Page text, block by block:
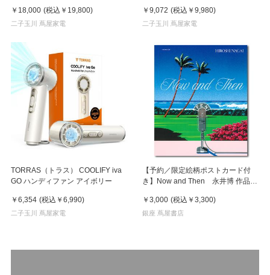
￥18,000 (税込 ￥19,800)
二子玉川 蔦屋家電
￥9,072 (税込 ￥9,980)
二子玉川 蔦屋家電
TORRAS（トラス） COOLIFY iva
GO ハンディファン アイボリー
￥6,354 (税込 ￥6,990)
二子玉川 蔦屋家電
【予約／限定絵柄ポストカード付
き】Now and Then 永井博 作品
￥3,000 (税込 ￥3,300)
銀座 蔦屋書店